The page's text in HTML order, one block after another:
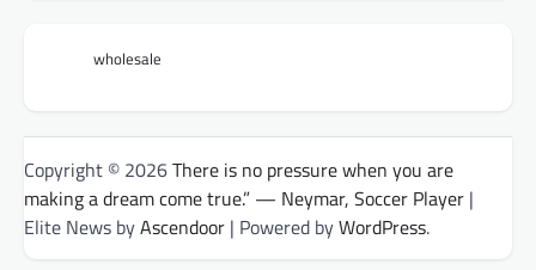
wholesale
Copyright © 2026There is no pressure when you are
making a dream come true.” — Neymar, Soccer Player |
Elite News byAscendoor | Powered byWordPress.